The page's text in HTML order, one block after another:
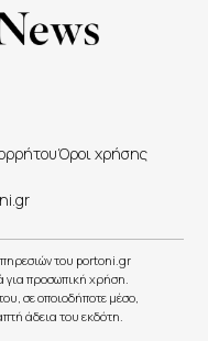
Όροι χρήσης
του portoni.gr
για προσωπική χρήση.
σε οποιοδήποτε μέσο,
άδεια του εκδότη.